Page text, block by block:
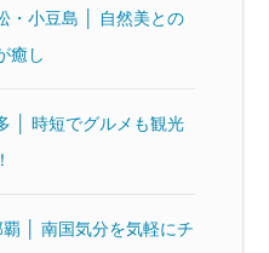
・小豆島 │ 自然美との
癒し
│ 時短でグルメも観光
覇 │ 南国気分を気軽にチ